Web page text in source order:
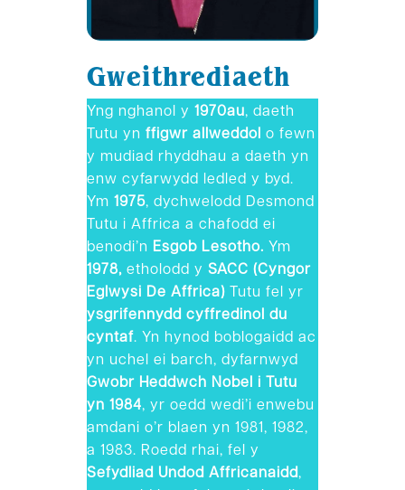
Gweithrediaeth
Yng nghanol y 1970au, daeth
Tutu yn ffigwr allweddol o fewn
y mudiad rhyddhau a daeth yn
enw cyfarwydd ledled y byd.
Ym 1975, dychwelodd Desmond
Tutu i Affrica a chafodd ei
benodi’n Esgob Lesotho. Ym
1978, etholodd y SACC (Cyngor
Eglwysi De Affrica) Tutu fel yr
ysgrifennydd cyffredinol du
cyntaf. Yn hynod boblogaidd ac
yn uchel ei barch, dyfarnwyd
Gwobr Heddwch Nobel i Tutu
yn 1984, yr oedd wedi’i enwebu
amdani o’r blaen yn 1981, 1982,
a 1983. Roedd rhai, fel y
Sefydliad Undod Affricanaidd,